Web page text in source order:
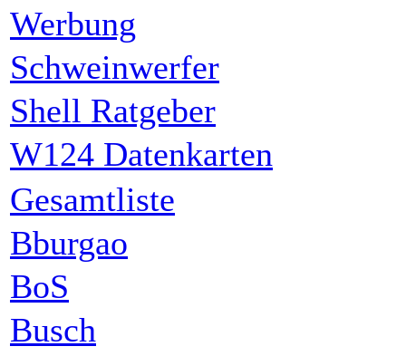
Werbung
Schweinwerfer
Shell Ratgeber
W124 Datenkarten
Gesamtliste
Bburgao
BoS
Busch